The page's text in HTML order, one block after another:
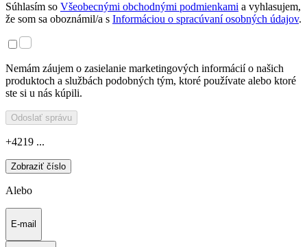
Súhlasím so Všeobecnými obchodnými podmienkami a vyhlasujem,
že som sa oboznámil/a s Informáciou o spracúvaní osobných údajov.
Nemám záujem o zasielanie marketingových informácií o našich
produktoch a službách podobných tým, ktoré používate alebo ktoré
ste si u nás kúpili.
Odoslať správu
+4219 ...
Zobraziť číslo
Alebo
E-mail